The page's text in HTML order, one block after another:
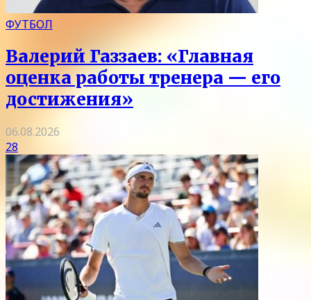
ФУТБОЛ
Валерий Газзаев: «Главная
оценка работы тренера — его
достижения»
06.08.2026
28